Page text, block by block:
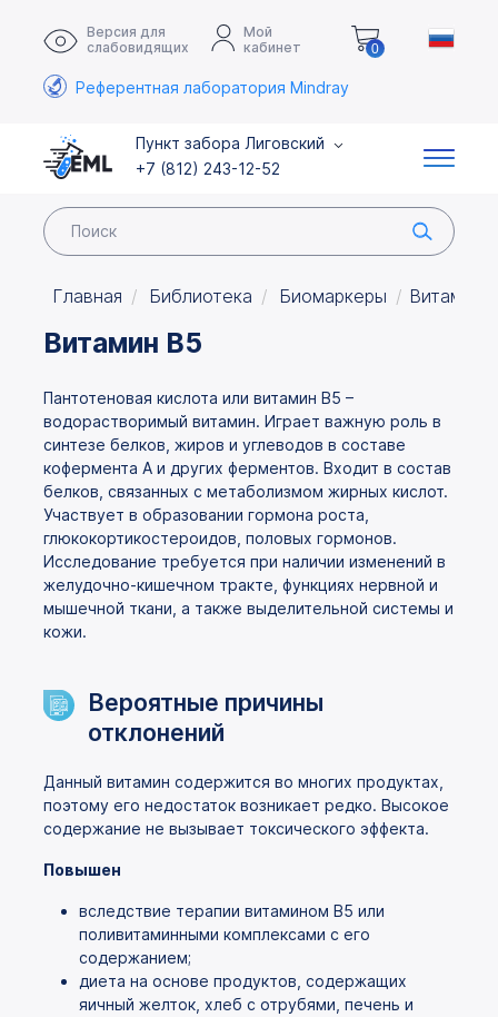
Версия для
слабовидящих
Мой
кабинет
0
Референтная лаборатория Mindray
Пункт забора Лиговский
+7 (812) 243-12-52
Главная Библиотека Биомаркеры Витамин
Витамин B5
Пантотеновая кислота или витамин В5 –
водорастворимый витамин. Играет важную роль в
синтезе белков, жиров и углеводов в составе
кофермента А и других ферментов. Входит в состав
белков, связанных с метаболизмом жирных кислот.
Участвует в образовании гормона роста,
глюкокортикостероидов, половых гормонов.
Исследование требуется при наличии изменений в
желудочно-кишечном тракте, функциях нервной и
мышечной ткани, а также выделительной системы и
кожи.
Вероятные причины
отклонений
Данный витамин содержится во многих продуктах,
поэтому его недостаток возникает редко. Высокое
содержание не вызывает токсического эффекта.
Повышен
вследствие терапии витамином B5 или
поливитаминными комплексами с его
содержанием;
диета на основе продуктов, содержащих
яичный желток, хлеб с отрубями, печень и